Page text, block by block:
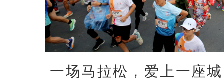
一场马拉松，爱上一座